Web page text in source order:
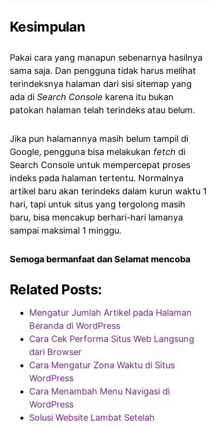
Kesimpulan
Pakai cara yang manapun sebenarnya hasilnya
sama saja. Dan pengguna tidak harus melihat
terindeksnya halaman dari sisi sitemap yang
ada di Search Console karena itu bukan
patokan halaman telah terindeks atau belum.
Jika pun halamannya masih belum tampil di
Google, pengguna bisa melakukan fetch di
Search Console untuk mempercepat proses
indeks pada halaman tertentu. Normalnya
artikel baru akan terindeks dalam kurun waktu 1
hari, tapi untuk situs yang tergolong masih
baru, bisa mencakup berhari-hari lamanya
sampai maksimal 1 minggu.
Semoga bermanfaat dan Selamat mencoba
Related Posts:
Mengatur Jumlah Artikel pada Halaman
Beranda di WordPress
Cara Cek Performa Situs Web Langsung
dari Browser
Cara Mengatur Zona Waktu di Situs
WordPress
Cara Menambah Menu Navigasi di
WordPress
Solusi Website Lambat Setelah